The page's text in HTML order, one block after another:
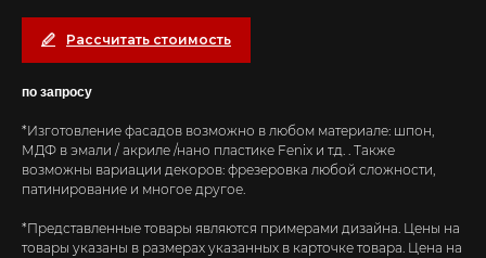
Рассчитать стоимость
по запросу
*Изготовление фасадов возможно в любом материале: шпон,
МДФ в эмали / акриле /нано пластике Fenix и т.д. . Также
возможны вариации декоров: фрезеровка любой сложности,
патинирование и многое другое.
*Представленные товары являются примерами дизайна. Цены на
товары указаны в размерах указанных в карточке товара. Цена на